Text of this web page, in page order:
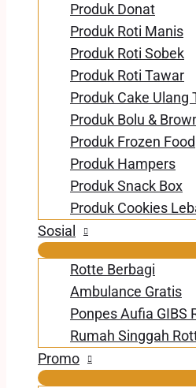
Produk Donat
Produk Roti Manis
Produk Roti Sobek
Produk Roti Tawar
Produk Cake Ulang
Produk Bolu &
Produk Frozen Food
Produk Hampers
Produk Snack Box
Produk Cookies
Sosial
Rotte Berbagi
Ambulance Gratis
Ponpes Aufia GIBS
Rumah Singgah
Promo